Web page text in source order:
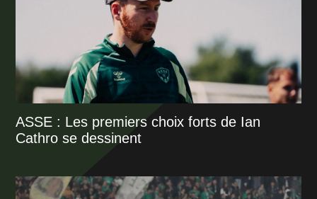
ASSE : Les premiers choix forts de Ian
Cathro se dessinent